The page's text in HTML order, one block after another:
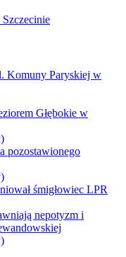
Komuny Paryskiej w
Głębokie w
pozostawionego
śmigłowiec LPR
nepotyzm i